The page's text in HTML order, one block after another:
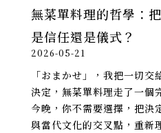
無菜單料理的哲學：
是信任還是儀式？
2026-05-21
「おまかせ」，我把一切
決定，無菜單料理走了一個
今晚，你不需要選擇，把決
與當代文化的交叉點，重新